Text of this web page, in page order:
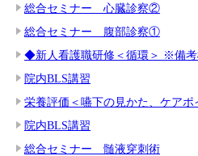
総合セミナー 心臓診察②
総合セミナー 腹部診察①
◆新人看護職研修＜循環＞ ※備考
院内BLS講習
栄養評価＜嚥下の見かた、ケアポ
院内BLS講習
総合セミナー 髄液穿刺術